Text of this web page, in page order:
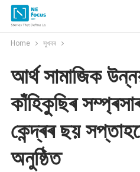
Home সুখবৰ
আৰ্থ সামাজিক
কাঁহিকুছিৰ
কেন্দ্ৰৰ ছয়
অনুষ্ঠিত